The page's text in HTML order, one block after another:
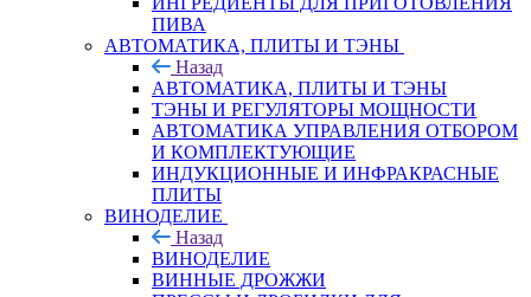
ПИВА
АВТОМАТИКА, ПЛИТЫ И ТЭНЫ
Назад
АВТОМАТИКА, ПЛИТЫ И ТЭНЫ
ТЭНЫ И РЕГУЛЯТОРЫ МОЩНОСТИ
АВТОМАТИКА УПРАВЛЕНИЯ ОТБОРОМ
И КОМПЛЕКТУЮЩИЕ
ИНДУКЦИОННЫЕ И ИНФРАКРАСНЫЕ
ПЛИТЫ
ВИНОДЕЛИЕ
Назад
ВИНОДЕЛИЕ
ВИННЫЕ ДРОЖЖИ